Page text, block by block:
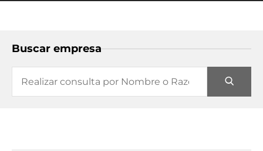
Buscar empresa